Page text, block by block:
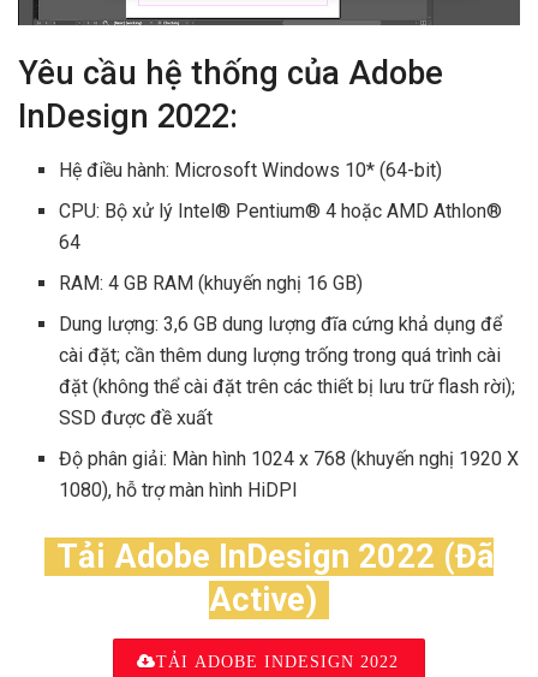
Yêu cầu hệ thống của Adobe
InDesign 2022:
Hệ điều hành: Microsoft Windows 10* (64-bit)
CPU: Bộ xử lý Intel® Pentium® 4 hoặc AMD Athlon®
64
RAM: 4 GB RAM (khuyến nghị 16 GB)
Dung lượng: 3,6 GB dung lượng đĩa cứng khả dụng để
cài đặt; cần thêm dung lượng trống trong quá trình cài
đặt (không thể cài đặt trên các thiết bị lưu trữ flash rời);
SSD được đề xuất
Độ phân giải: Màn hình 1024 x 768 (khuyến nghị 1920 X
1080), hỗ trợ màn hình HiDPI
Tải Adobe InDesign 2022 (Đã
Active)
TẢI ADOBE INDESIGN 2022